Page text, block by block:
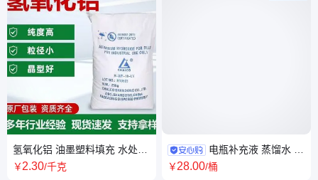
氢氧化铝 油墨塑料填充 水处理
用 橡胶塑料用 高活性
￥2.30/千克
电瓶补充液 蒸馏水 电
解液 分析试剂实验室用 工业级
￥28.00/桶